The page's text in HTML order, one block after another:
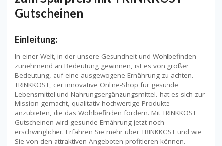
Gutscheinen
Einleitung:
In einer Welt, in der unsere Gesundheit und Wohlbefinden
zunehmend an Bedeutung gewinnen, ist es von großer
Bedeutung, auf eine ausgewogene Ernährung zu achten.
TRINKKOST, der innovative Online-Shop für gesunde
Lebensmittel und Nahrungsergänzungsmittel, hat es sich zur
Mission gemacht, qualitativ hochwertige Produkte
anzubieten, die das Wohlbefinden fördern. Mit TRINKKOST
Gutscheinen wird gesunde Ernährung jetzt noch
erschwinglicher. Erfahren Sie mehr über TRINKKOST und wie
Sie von den attraktiven Angeboten profitieren können.